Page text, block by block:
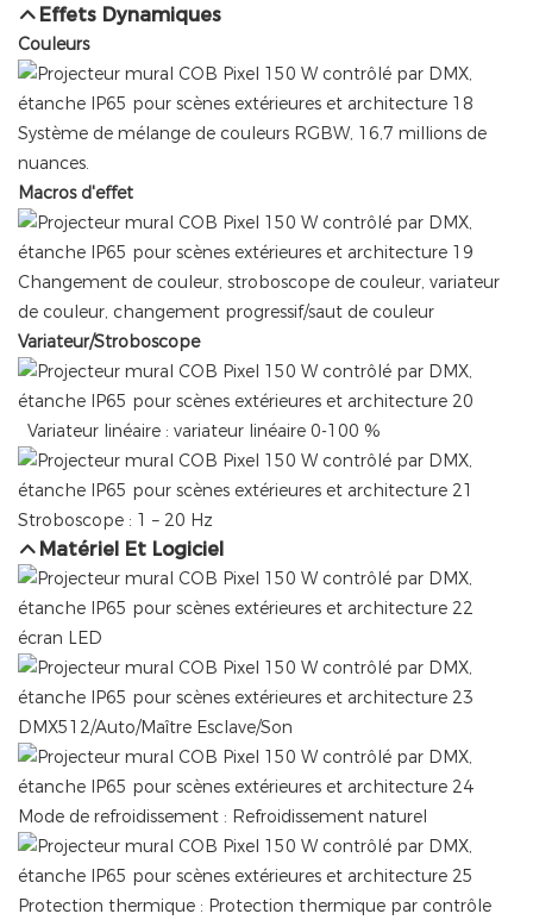
Effets Dynamiques
Couleurs
Système de mélange de couleurs RGBW, 16,7 millions de
nuances.
Macros d'effet
Changement de couleur, stroboscope de couleur, variateur
de couleur, changement progressif/saut de couleur
Variateur/Stroboscope
Variateur linéaire : variateur linéaire 0-100 %
Stroboscope : 1 – 20 Hz
Matériel Et Logiciel
écran LED
DMX512/Auto/Maître Esclave/Son
Mode de refroidissement : Refroidissement naturel
Protection thermique : Protection thermique par contrôle